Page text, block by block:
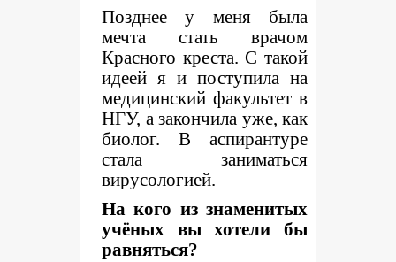
Позднее у меня была
мечта стать врачом
Красного креста. С такой
идеей я и поступила на
медицинский факультет в
НГУ, а закончила уже, как
биолог. В аспирантуре
стала заниматься
вирусологией.
На кого из знаменитых
учёных вы хотели бы
равняться?